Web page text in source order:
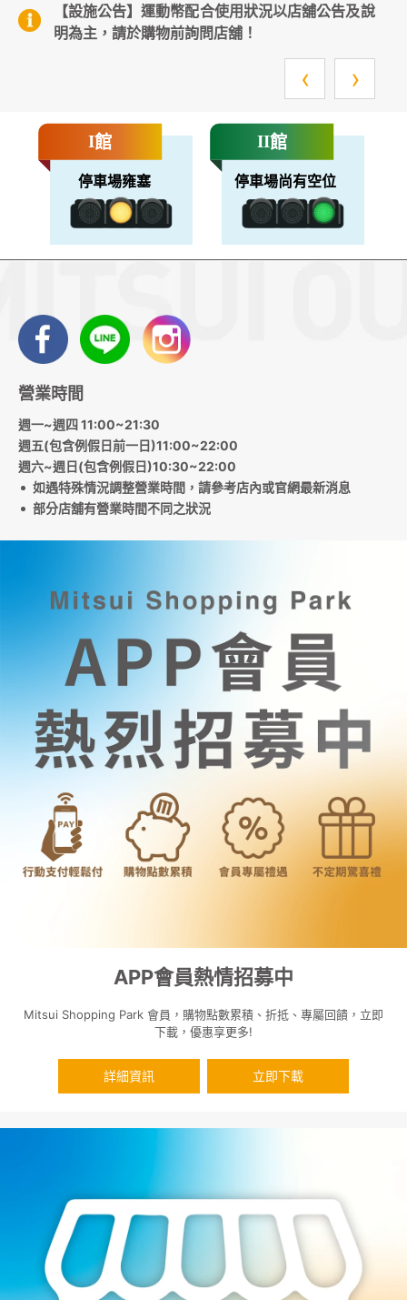
不明
：02-
【設施公告】運動幣配合使用狀況以店舖公告及說
明為主，請於購物前詢問店舖！
【
‹ ›
I館
停車場雍塞
II館
停車場尚有空位
營業時間
週一~週四 11:00~21:30
週五(包含例假日前一日)11:00~22:00
週六~週日(包含例假日)10:30~22:00
如遇特殊情況調整營業時間，請參考店內或官網最新消息
部分店舖有營業時間不同之狀況
APP會員熱情招募中
Mitsui Shopping Park 會員，購物點數累積、折抵、專屬回饋，立即
下載，優惠享更多!
詳細資訊 立即下載